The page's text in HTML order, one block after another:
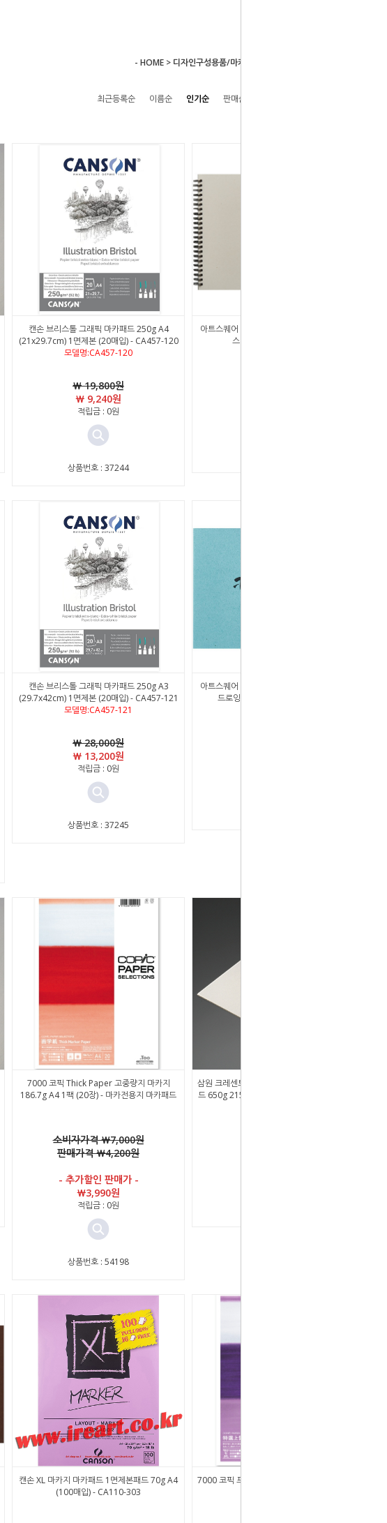
- HOME > 디자인구성용품/마카 포스터칼라
최근등록순 이름순 인기순 판매순
캔손 브리스톨 그래픽 마카패드 250g A4
(21x29.7cm) 1면제본 (20매입) - CA457-120
모델명:CA457-120
￦ 19,800원
￦ 9,240원
적립금 : 0원
상품번호 : 37244
아트스퀘어 KHAN02 캘리그라피 한지 드로잉
스케치북 85g A4 (55매입)
캔손 브리스톨 그래픽 마카패드 250g A3
(29.7x42cm) 1면제본 (20매입) - CA457-121
모델명:CA457-121
￦ 28,000원
￦ 13,200원
적립금 : 0원
상품번호 : 37245
아트스퀘어 KRO01 캘리그라피 러프 (Rough)
드로잉 스케치북 A5 200g (24매입)
7000 코픽 Thick Paper 고중량지 마카지
186.7g A4 1팩 (20장) - 마카전용지 마카패드
소비자가격 ￦7,000원
판매가격 ￦4,200원
- 추가할인 판매가 -
￦3,990원
적립금 : 0원
상품번호 : 54198
삼원 크레센트 최고급 스튜디오보드 일러스트보
드 650g 215 세목 (Hot-Press) 2절 낱장 (1장)
캔손 XL 마카지 마카패드 1면제본패드 70g A4
(100매입) - CA110-303
7000 코픽 프리미엄 본드 마카전용지 157g A4